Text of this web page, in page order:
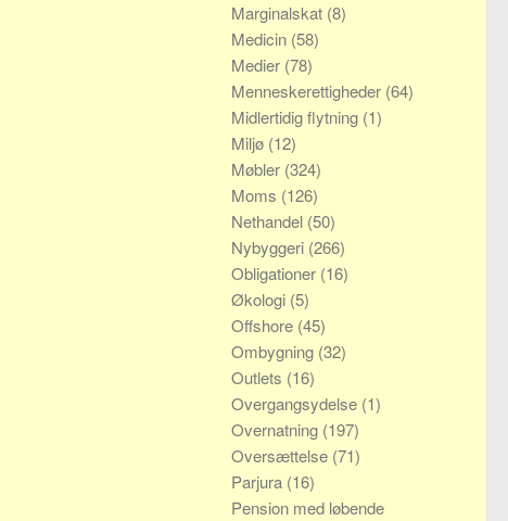
Marginalskat (8)
Medicin (58)
Medier (78)
Menneskerettigheder (64)
Midlertidig flytning (1)
Miljø (12)
Møbler (324)
Moms (126)
Nethandel (50)
Nybyggeri (266)
Obligationer (16)
Økologi (5)
Offshore (45)
Ombygning (32)
Outlets (16)
Overgangsydelse (1)
Overnatning (197)
Oversættelse (71)
Parjura (16)
Pension med løbende